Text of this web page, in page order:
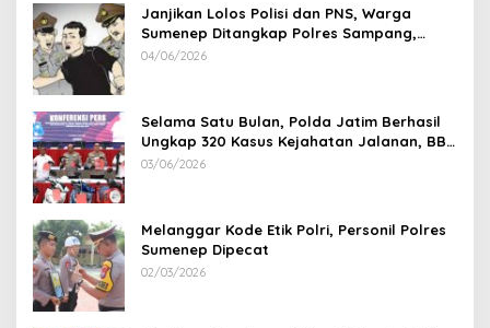
Janjikan Lolos Polisi dan PNS, Warga
Sumenep Ditangkap Polres Sampang,
Korban Rugi Rp 600 juta
04/06/2026
Selama Satu Bulan, Polda Jatim Berhasil
Ungkap 320 Kasus Kejahatan Jalanan, BB
100 Sepeda Motor dan 12 Mobil Diamankan
03/06/2026
Melanggar Kode Etik Polri, Personil Polres
Sumenep Dipecat
02/03/2026